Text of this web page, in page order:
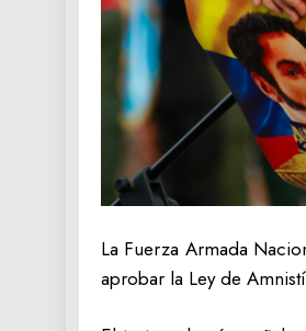
La Fuerza Armada
aprobar la Ley de